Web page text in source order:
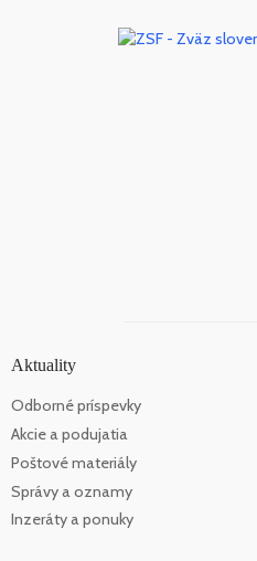
Aktuality
Odborné príspevky
Akcie a podujatia
Poštové materiály
Správy a oznamy
Inzeráty a ponuky